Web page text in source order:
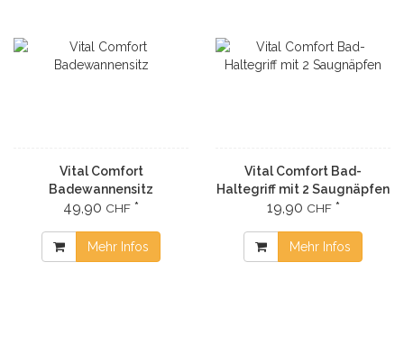
Vital Comfort
Badewannensitz
49,90 CHF *
Mehr Infos
Vital Comfort Bad-
Haltegriff mit 2 Saugnäpfen
19,90 CHF*
Mehr Infos